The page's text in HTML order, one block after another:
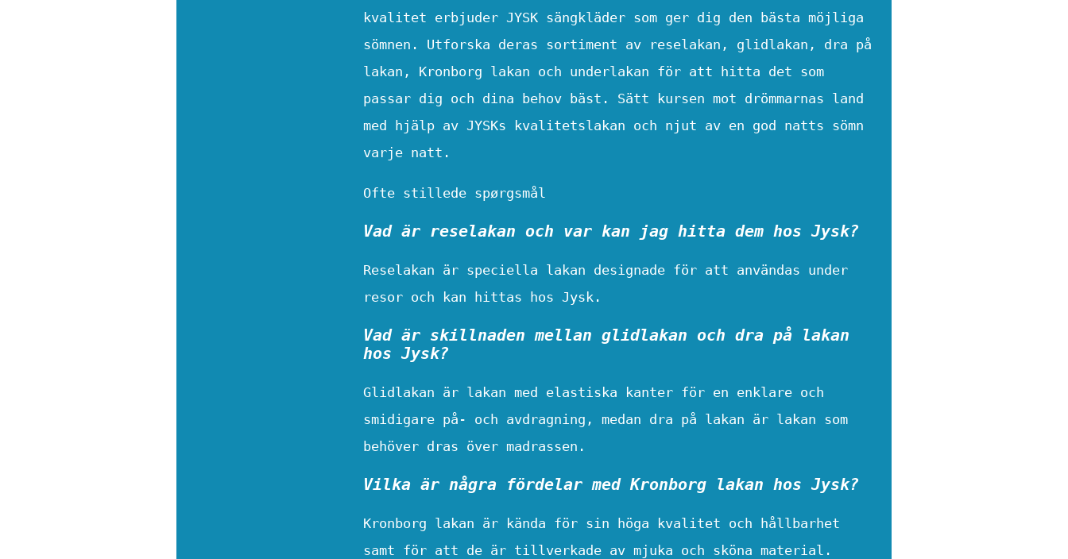
kvalitet erbjuder JYSK sängkläder som ger dig den bästa möjliga
sömnen. Utforska deras sortiment av reselakan, glidlakan, dra på
lakan, Kronborg lakan och underlakan för att hitta det som
passar dig och dina behov bäst. Sätt kursen mot drömmarnas land
med hjälp av JYSKs kvalitetslakan och njut av en god natts sömn
varje natt.
Ofte stillede spørgsmål
Vad är reselakan och var kan jag hitta dem hos Jysk?
Reselakan är speciella lakan designade för att användas under
resor och kan hittas hos Jysk.
Vad är skillnaden mellan glidlakan och dra på lakan
hos Jysk?
Glidlakan är lakan med elastiska kanter för en enklare och
smidigare på- och avdragning, medan dra på lakan är lakan som
behöver dras över madrassen.
Vilka är några fördelar med Kronborg lakan hos Jysk?
Kronborg lakan är kända för sin höga kvalitet och hållbarhet
samt för att de är tillverkade av mjuka och sköna material.